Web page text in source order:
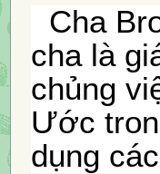
Cha
cha là
chủng
Ước
dụng